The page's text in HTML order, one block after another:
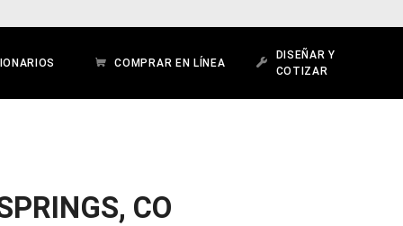
COMPRAR EN LÍNEA
DISEÑAR Y
COTIZAR
CO